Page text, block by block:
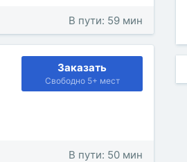
В пути: 59 мин
Заказать
Свободно 5+ мест
В пути: 50 мин